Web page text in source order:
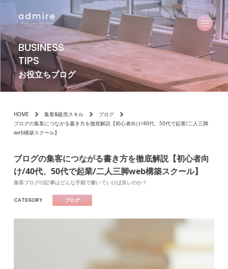
BUSINESS
TIPS
お役立ちブログ
HOME 集客&販売スキル
ブログ
ブログの集客につながる書き方を徹底解説【初心者向け/40代、50代で起業/二人三脚
web構築スクール】
ブログの集客につながる書き方を徹底解説【初心者向
け/40代、50代で起業/二人三脚web構築スクール】
集客ブログの記事はどんな手順で書いていけば良いのか？
CATEGORY ブログ